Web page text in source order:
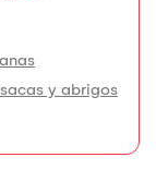
y abrigos